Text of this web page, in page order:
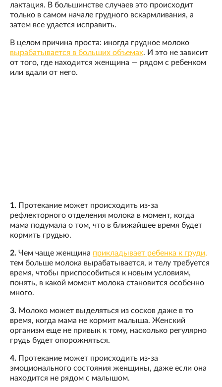
лактация. В большинстве случаев это происходит
только в самом начале грудного вскармливания, а
затем все удается исправить.
В целом причина проста: иногда грудное молоко
вырабатывается в больших объемах. И это не зависит
от того, где находится женщина — рядом с ребенком
или вдали от него.
1. Протекание может происходить из-за
рефлекторного отделения молока в момент, когда
мама подумала о том, что в ближайшее время будет
кормить грудью.
2. Чем чаще женщина прикладывает ребенка к груди,
тем больше молока вырабатывается, и телу требуется
время, чтобы приспособиться к новым условиям,
понять, в какой момент молока становится особенно
много.
3. Молоко может выделяться из сосков даже в то
время, когда мама не кормит малыша. Женский
организм еще не привык к тому, насколько регулярно
грудь будет опорожняться.
4. Протекание может происходить из-за
эмоционального состояния женщины, даже если она
находится не рядом с малышом.